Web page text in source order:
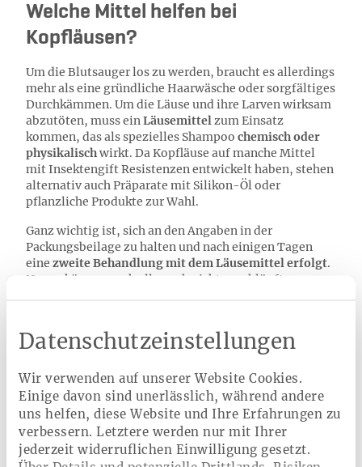
Datenschutzeinstellungen
Wir verwenden auf unserer Website Cookies.
Einige davon sind unerlässlich, während andere
uns helfen, diese Website und Ihre Erfahrungen zu
verbessern. Letztere werden nur mit Ihrer
jederzeit widerruflichen Einwilligung gesetzt.
Welche Mittel helfen bei
Kopfläusen?
Um die Blutsauger los zu werden, braucht es allerdings
mehr als eine gründliche Haarwäsche oder sorgfältiges
Durchkämmen. Um die Läuse und ihre Larven wirksam
abzutöten, muss einLäusemittelzum Einsatz
kommen, das als spezielles Shampoo chemisch oder
physikalischwirkt. Da Kopfläuse auf manche Mittel
mit Insektengift Resistenzen entwickelt haben, stehen
alternativ auch Präparate mit Silikon-Öl oder
pflanzliche Produkte zur Wahl.
Ganz wichtig ist, sich an den Angaben in der
Packungsbeilage zu halten und nach einigen Tagen
eine zweite Behandlung mit dem Läusemittel erfolgt.
Nur so können auch alle noch nicht geschlüpften
mit dem Nissenkamm auskämmen, um zu überprüfen,
Welche Hygienemaßnahmen nach
Kopflausbefall?